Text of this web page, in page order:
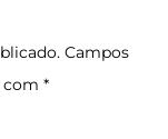
Campos
com *